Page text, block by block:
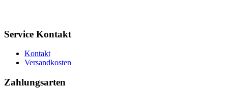
Service Kontakt
Kontakt
Versandkosten
Zahlungsarten